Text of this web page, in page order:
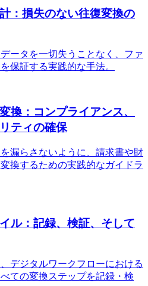
：損失のない往復変換の
ータを一切失うことなく、ファ
保証する実践的な手法。
換：コンプライアンス、
ティの確保
漏らさないように、請求書や財
換するための実践的なガイドラ
ル：記録、検証、そして
デジタルワークフローにおける
ての変換ステップを記録・検